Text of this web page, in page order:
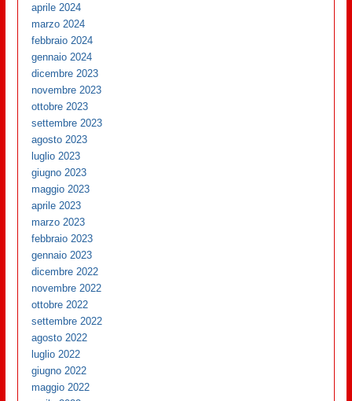
aprile 2024
marzo 2024
febbraio 2024
gennaio 2024
dicembre 2023
novembre 2023
ottobre 2023
settembre 2023
agosto 2023
luglio 2023
giugno 2023
maggio 2023
aprile 2023
marzo 2023
febbraio 2023
gennaio 2023
dicembre 2022
novembre 2022
ottobre 2022
settembre 2022
agosto 2022
luglio 2022
giugno 2022
maggio 2022